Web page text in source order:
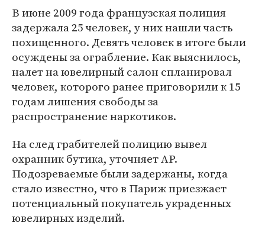
В июне 2009 года французская полиция
задержала 25 человек, у них нашли часть
похищенного. Девять человек в итоге были
осуждены за ограбление. Как выяснилось,
налет на ювелирный салон спланировал
человек, которого ранее приговорили к 15
годам лишения свободы за
распространение наркотиков.
На след грабителей полицию вывел
охранник бутика, уточняет AP.
Подозреваемые были задержаны, когда
стало известно, что в Париж приезжает
потенциальный покупатель украденных
ювелирных изделий.